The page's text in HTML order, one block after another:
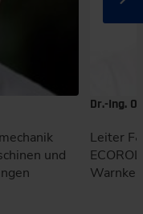
und
Dr.-Ing.
Leiter
Warnke